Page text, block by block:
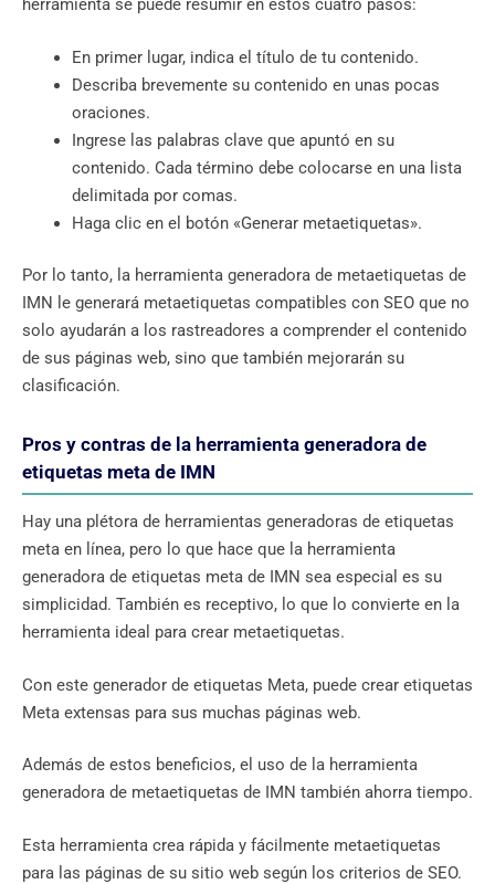
herramienta se puede resumir en estos cuatro pasos:
En primer lugar, indica el título de tu contenido.
Describa brevemente su contenido en unas pocas
oraciones.
Ingrese las palabras clave que apuntó en su
contenido. Cada término debe colocarse en una lista
delimitada por comas.
Haga clic en el botón «Generar metaetiquetas».
Por lo tanto, la herramienta generadora de metaetiquetas de
IMN le generará metaetiquetas compatibles con SEO que no
solo ayudarán a los rastreadores a comprender el contenido
de sus páginas web, sino que también mejorarán su
clasificación.
Pros y contras de la herramienta generadora de
etiquetas meta de IMN
Hay una plétora de herramientas generadoras de etiquetas
meta en línea, pero lo que hace que la herramienta
generadora de etiquetas meta de IMN sea especial es su
simplicidad. También es receptivo, lo que lo convierte en la
herramienta ideal para crear metaetiquetas.
Con este generador de etiquetas Meta, puede crear etiquetas
Meta extensas para sus muchas páginas web.
Además de estos beneficios, el uso de la herramienta
generadora de metaetiquetas de IMN también ahorra tiempo.
Esta herramienta crea rápida y fácilmente metaetiquetas
para las páginas de su sitio web según los criterios de SEO.